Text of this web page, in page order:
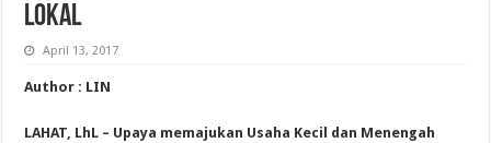
LOKAL
April 13, 2017
Author : LIN
LAHAT, LhL – Upaya memajukan Usaha Kecil dan Menengah